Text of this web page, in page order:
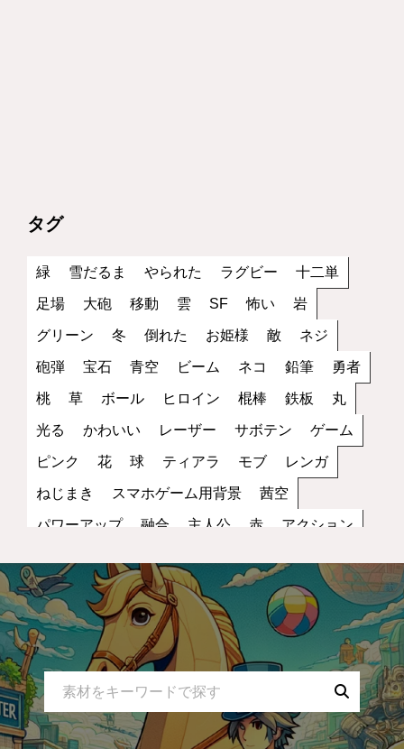
タグ
緑 雪だるま やられた ラグビー 十二単
足場 大砲 移動 雲 SF 怖い 岩
グリーン 冬 倒れた お姫様 敵 ネジ
砲弾 宝石 青空 ビーム ネコ 鉛筆 勇者
桃 草 ボール ヒロイン 棍棒 鉄板 丸
光る かわいい レーザー サボテン ゲーム
ピンク 花 球 ティアラ モブ レンガ
ねじまき スマホゲーム用背景 茜空
パワーアップ 融合 主人公 赤 アクション
スピードアップ キャラクター レッド
歩き サッカー 立ち絵 ファンタジー コイン
罠 宇宙 夜空 蜂 NPC 水色
2D スポーツ 無表情 妖怪 ダメージ
スペース モノクロ コウモリ トゲトゲ
乗り物 スカイブルー 攻撃 運動 バンザイ